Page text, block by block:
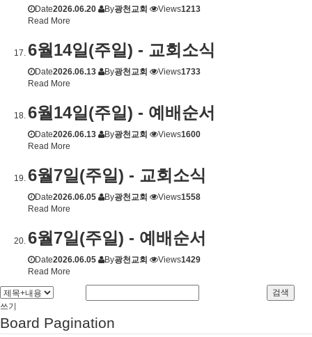
Date2026.06.20 By광천교회 Views1213
Read More
6월14일(주일) - 교회소식
Date2026.06.13 By광천교회 Views1733
Read More
6월14일(주일) - 예배순서
Date2026.06.13 By광천교회 Views1600
Read More
6월7일(주일) - 교회소식
Date2026.06.05 By광천교회 Views1558
Read More
6월7일(주일) - 예배순서
Date2026.06.05 By광천교회 Views1429
Read More
검색
쓰기
Board Pagination